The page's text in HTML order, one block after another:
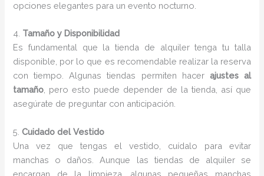
opciones elegantes para un evento nocturno.
4. Tamaño y Disponibilidad
Es fundamental que la tienda de alquiler tenga tu talla
disponible, por lo que es recomendable realizar la reserva
con tiempo. Algunas tiendas permiten hacer ajustes al
tamaño , pero esto puede depender de la tienda, así que
asegúrate de preguntar con anticipación.
5.Cuidado del Vestido
Una vez que tengas el vestido, cuídalo para evitar
manchas o daños. Aunque las tiendas de alquiler se
encargan de la limpieza, algunas pequeñas manchas